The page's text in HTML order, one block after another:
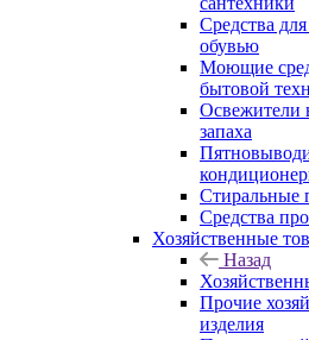
Средства
обувью
Моющие
бытовой
Освежители
запаха
Стиральные
Средства
Хозяйственные
Назад
Прочие
изделия